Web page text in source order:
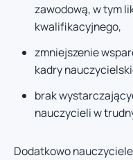
zawodową, w tym
kwalifikacyjnego,
zmniejszenie
kadry
brak
nauczycieli w
Dodatkowo